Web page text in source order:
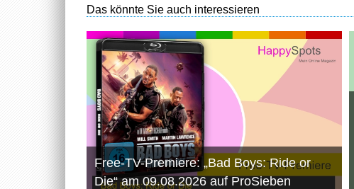
Das könnte Sie auch interessieren
Free-TV-Premiere: „Bad Boys: Ride or
Die“ am 09.08.2026 auf ProSieben